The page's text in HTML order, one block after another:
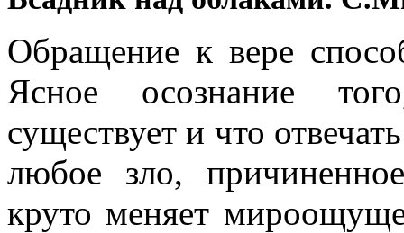
Обращение к вере
Ясное осознание
существует и что
любое зло,
круто меняет